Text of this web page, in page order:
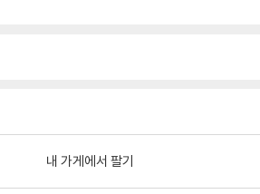
내 가게에서 팔기